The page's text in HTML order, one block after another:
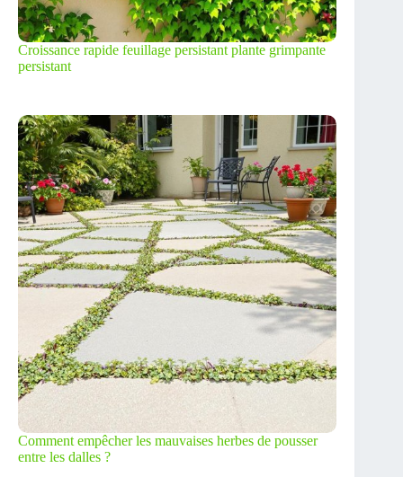
Croissance rapide feuillage persistant plante grimpante
persistant
Comment empêcher les mauvaises herbes de pousser
entre les dalles ?